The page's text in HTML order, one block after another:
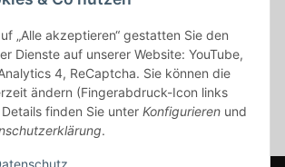
„Alle akzeptieren“ gestatten Sie den
Dienste auf unserer Website: YouTube,
4, ReCaptcha. Sie können die
ändern (Fingerabdruck-Icon links
finden Sie unter Konfigurieren und
.
USt., zzgl.Versand
Deutschlands, Lieferzeiten für andere
bitte der Schaltfläche mit den